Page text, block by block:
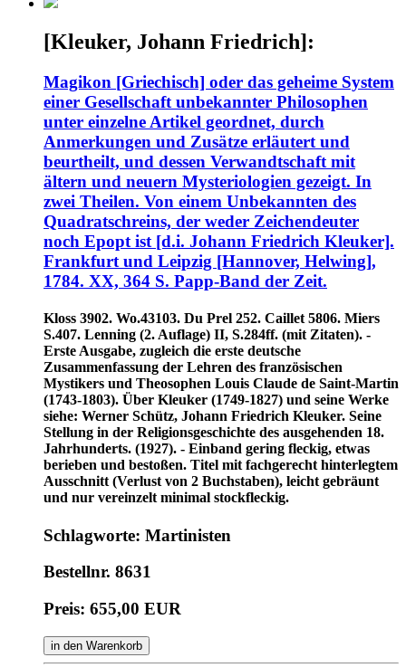
[Kleuker, Johann Friedrich]:
Magikon [Griechisch] oder das geheime System
einer Gesellschaft unbekannter Philosophen
unter einzelne Artikel geordnet, durch
Anmerkungen und Zusätze erläutert und
beurtheilt, und dessen Verwandtschaft mit
ältern und neuern Mysteriologien gezeigt. In
zwei Theilen. Von einem Unbekannten des
Quadratschreins, der weder Zeichendeuter
noch Epopt ist [d.i. Johann Friedrich Kleuker].
Frankfurt und Leipzig [Hannover, Helwing],
1784. XX, 364 S. Papp-Band der Zeit.
Kloss 3902. Wo.43103. Du Prel 252. Caillet 5806. Miers
S.407. Lenning (2. Auflage) II, S.284ff. (mit Zitaten). -
Erste Ausgabe, zugleich die erste deutsche
Zusammenfassung der Lehren des französischen
Mystikers und Theosophen Louis Claude de Saint-Martin
(1743-1803). Über Kleuker (1749-1827) und seine Werke
siehe: Werner Schütz, Johann Friedrich Kleuker. Seine
Stellung in der Religionsgeschichte des ausgehenden 18.
Jahrhunderts. (1927). - Einband gering fleckig, etwas
berieben und bestoßen. Titel mit fachgerecht hinterlegtem
Ausschnitt (Verlust von 2 Buchstaben), leicht gebräunt
und nur vereinzelt minimal stockfleckig.
Schlagworte: Martinisten
Bestellnr. 8631
Preis: 655,00 EUR
in den Warenkorb